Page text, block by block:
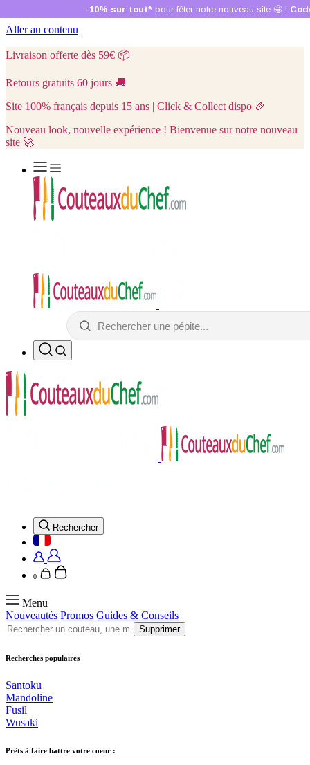
Aller au contenu
Livraison offerte dès 59€ 📦
Retours gratuits 60 jours 🚚
Site 100% français depuis 15 ans | Click & Collect dispo 🥖
Nouveau look, nouvelle expérience ! Bienvenue sur notre nouveau
site 🚀
Rechercher
0
Menu
Nouveautés Promos Guides & Conseils
Supprimer
Recherches populaires
Santoku
Mandoline
Fusil
Wusaki
Prêts à faire battre votre coeur :